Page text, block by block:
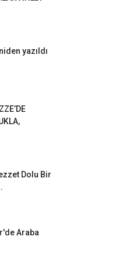
yazıldı
Dolu Bir
Araba